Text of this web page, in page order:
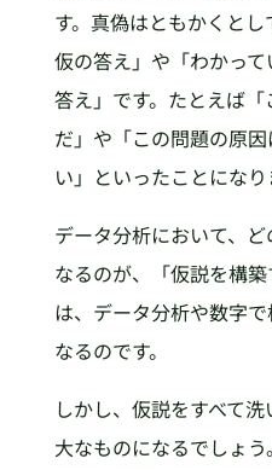
す。真偽はともかくと
仮の答え」や「わかっ
答え」です。たとえば
だ」や「この問題の原
い」といったことになり
データ分析において、
なるのが、「仮説を構
は、データ分析や数字
なるのです。
しかし、仮説をすべて
大なものになるでしょ